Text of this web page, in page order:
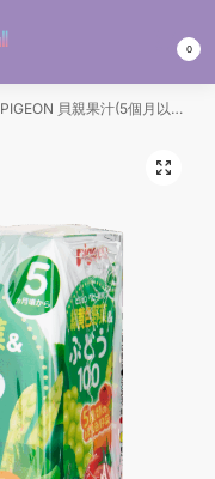
0
PIGEON 貝親果汁(5個月以上) – 5種雜菜葡萄 125MLx3’S